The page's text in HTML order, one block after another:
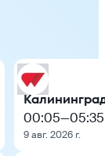
00:05—05:35
9 авг. 2026 г.